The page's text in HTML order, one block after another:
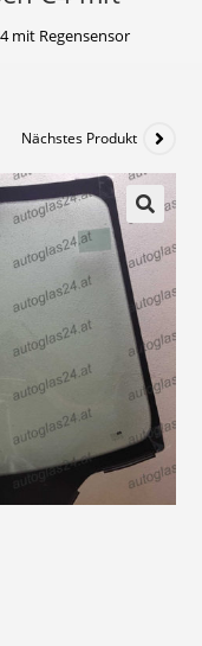
mit Regensensor
Nächstes Produkt